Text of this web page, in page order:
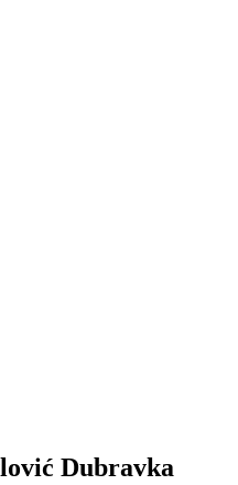
Dubravka